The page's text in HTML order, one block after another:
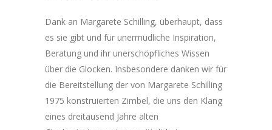
Dank an Margarete Schilling, überhaupt, dass
es sie gibt und für unermüdliche Inspiration,
Beratung und ihr unerschöpfliches Wissen
über die Glocken. Insbesondere danken wir für
die Bereitstellung der von Margarete Schilling
1975 konstruierten Zimbel, die uns den Klang
eines dreitausend Jahre alten